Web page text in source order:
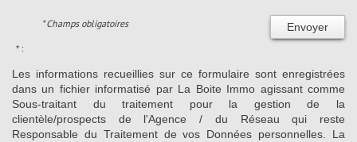
Envoyer
* Champs obligatoires
* :
Les informations recueillies sur ce formulaire sont enregistrées
dans un fichier informatisé par La Boite Immo agissant comme
Sous-traitant du traitement pour la gestion de la
clientèle/prospects de l'Agence / du Réseau qui reste
Responsable du Traitement de vos Données personnelles. La